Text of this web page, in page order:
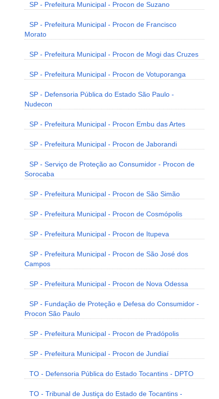
SP - Prefeitura Municipal - Procon de Suzano
SP - Prefeitura Municipal - Procon de Francisco
Morato
SP - Prefeitura Municipal - Procon de Mogi das Cruzes
SP - Prefeitura Municipal - Procon de Votuporanga
SP - Defensoria Pública do Estado São Paulo -
Nudecon
SP - Prefeitura Municipal - Procon Embu das Artes
SP - Prefeitura Municipal - Procon de Jaborandi
SP - Serviço de Proteção ao Consumidor - Procon de
Sorocaba
SP - Prefeitura Municipal - Procon de São Simão
SP - Prefeitura Municipal - Procon de Cosmópolis
SP - Prefeitura Municipal - Procon de Itupeva
SP - Prefeitura Municipal - Procon de São José dos
Campos
SP - Prefeitura Municipal - Procon de Nova Odessa
SP - Fundação de Proteção e Defesa do Consumidor -
Procon São Paulo
SP - Prefeitura Municipal - Procon de Pradópolis
SP - Prefeitura Municipal - Procon de Jundiaí
TO - Defensoria Pública do Estado Tocantins - DPTO
TO - Tribunal de Justiça do Estado de Tocantins -